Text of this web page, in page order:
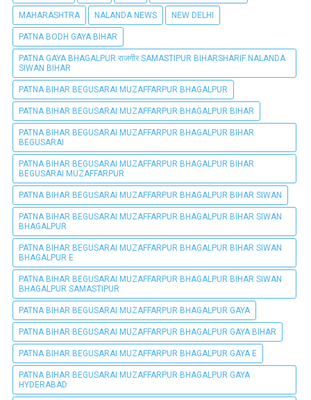
MAHARASHTRA NALANDA NEWS NEW DELHI
PATNA BODH GAYA BIHAR
PATNA GAYA BHAGALPUR राजगीर SAMASTIPUR BIHARSHARIF NALANDA
SIWAN BIHAR
PATNA BIHAR BEGUSARAI MUZAFFARPUR BHAGALPUR
PATNA BIHAR BEGUSARAI MUZAFFARPUR BHAGALPUR BIHAR
PATNA BIHAR BEGUSARAI MUZAFFARPUR BHAGALPUR BIHAR
BEGUSARAI
PATNA BIHAR BEGUSARAI MUZAFFARPUR BHAGALPUR BIHAR
BEGUSARAI MUZAFFARPUR
PATNA BIHAR BEGUSARAI MUZAFFARPUR BHAGALPUR BIHAR SIWAN
PATNA BIHAR BEGUSARAI MUZAFFARPUR BHAGALPUR BIHAR SIWAN
BHAGALPUR
PATNA BIHAR BEGUSARAI MUZAFFARPUR BHAGALPUR BIHAR SIWAN
BHAGALPUR E
PATNA BIHAR BEGUSARAI MUZAFFARPUR BHAGALPUR BIHAR SIWAN
BHAGALPUR SAMASTIPUR
PATNA BIHAR BEGUSARAI MUZAFFARPUR BHAGALPUR GAYA
PATNA BIHAR BEGUSARAI MUZAFFARPUR BHAGALPUR GAYA BIHAR
PATNA BIHAR BEGUSARAI MUZAFFARPUR BHAGALPUR GAYA E
PATNA BIHAR BEGUSARAI MUZAFFARPUR BHAGALPUR GAYA
HYDERABAD